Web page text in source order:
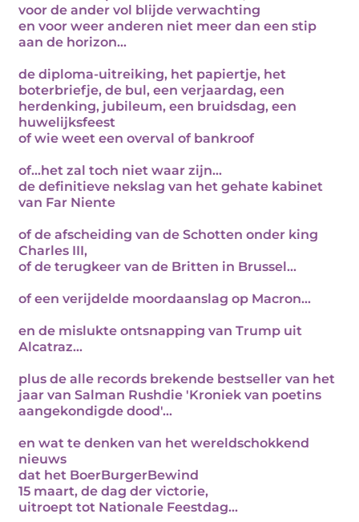
voor de ander vol blijde verwachting
en voor weer anderen niet meer dan een stip
aan de horizon...
de diploma-uitreiking, het papiertje, het
boterbriefje, de bul, een verjaardag, een
herdenking, jubileum, een bruidsdag, een
huwelijksfeest
of wie weet een overval of bankroof
of...het zal toch niet waar zijn...
de definitieve nekslag van het gehate kabinet
van Far Niente
of de afscheiding van de Schotten onder king
Charles III,
of de terugkeer van de Britten in Brussel...
of een verijdelde moordaanslag op Macron...
en de mislukte ontsnapping van Trump uit
Alcatraz...
plus de alle records brekende bestseller van het
jaar van Salman Rushdie 'Kroniek van poetins
aangekondigde dood'...
en wat te denken van het wereldschokkend
nieuws
dat het BoerBurgerBewind
15 maart, de dag der victorie,
uitroept tot Nationale Feestdag...